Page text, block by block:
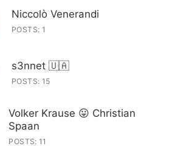
Niccolò Venerandi
POSTS: 1
s3nnet 🇺🇦
POSTS: 15
Volker Krause 😛 Christian
Spaan
POSTS: 11